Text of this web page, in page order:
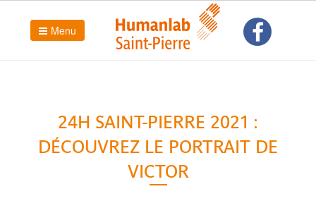
Menu
24H SAINT-PIERRE 2021 :
DÉCOUVREZ LE PORTRAIT DE
VICTOR